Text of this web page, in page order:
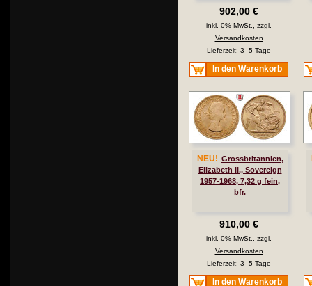
902,00 €
inkl. 0% MwSt., zzgl.
Versandkosten
Lieferzeit: 3–5 Tage
In den Warenkorb
NEU! Grossbritannien,
Elizabeth II., Sovereign
1957-1968, 7,32 g fein,
bfr.
910,00 €
inkl. 0% MwSt., zzgl.
Versandkosten
Lieferzeit: 3–5 Tage
In den Warenkorb